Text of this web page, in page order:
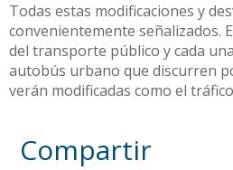
Todas estas modificaciones y
convenientemente señalizados.
del transporte público y cada
autobús urbano que discurren
verán modificadas como el
Compartir